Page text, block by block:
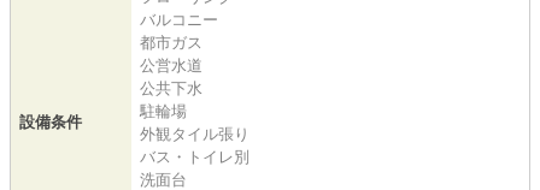
設備条件
バルコニー
都市ガス
公営水道
公共下水
駐輪場
外観タイル張り
バス・トイレ別
洗面台